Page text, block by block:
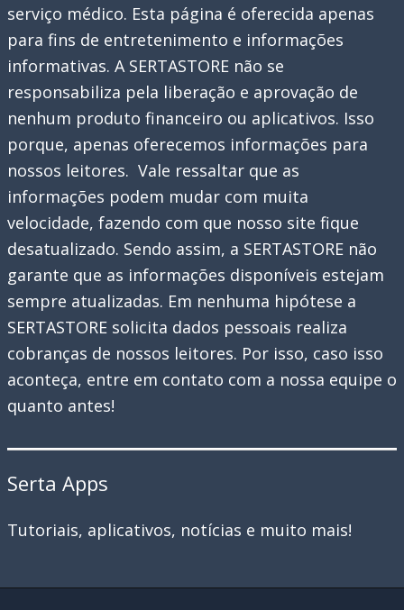
Unem
Elegância
E
Conforto
serviço médico. Esta página é oferecida apenas
para fins de entretenimento e informações
informativas. A SERTASTORE não se
responsabiliza pela liberação e aprovação de
nenhum produto financeiro ou aplicativos. Isso
porque, apenas oferecemos informações para
nossos leitores. Vale ressaltar que as
informações podem mudar com muita
velocidade, fazendo com que nosso site fique
desatualizado. Sendo assim, a SERTASTORE não
garante que as informações disponíveis estejam
sempre atualizadas. Em nenhuma hipótese a
SERTASTORE solicita dados pessoais realiza
cobranças de nossos leitores. Por isso, caso isso
aconteça, entre em contato com a nossa equipe o
quanto antes!
Serta Apps
Tutoriais, aplicativos, notícias e muito mais!